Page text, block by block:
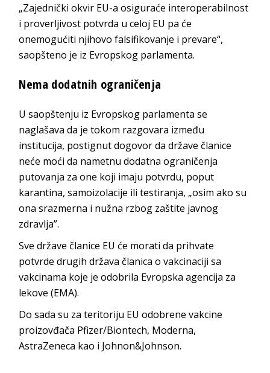
„Zajednički okvir EU-a osiguraće interoperabilnost
i proverljivost potvrda u celoj EU pa će
onemogućiti njihovo falsifikovanje i prevare“,
saopšteno je iz Evropskog parlamenta.
Nema dodatnih ograničenja
U saopštenju iz Evropskog parlamenta se
naglašava da je tokom razgovara između
institucija, postignut dogovor da države članice
neće moći da nametnu dodatna ograničenja
putovanja za one koji imaju potvrdu, poput
karantina, samoizolacije ili testiranja, „osim ako su
ona srazmerna i nužna rzbog zaštite javnog
zdravlja”.
Sve države članice EU će morati da prihvate
potvrde drugih država članica o vakcinaciji sa
vakcinama koje je odobrila Evropska agencija za
lekove (EMA).
Do sada su za teritoriju EU odobrene vakcine
proizovđača Pfizer/Biontech, Moderna,
AstraZeneca kao i Johnon&Johnson.